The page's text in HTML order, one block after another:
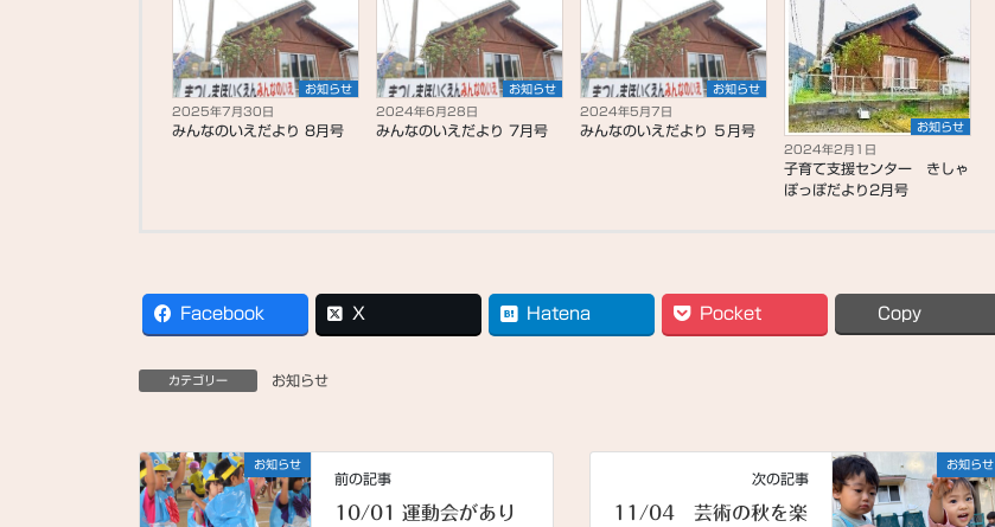
お知らせ
2025年7月30日
みんなのいえだより 8月号
お知らせ
2024年6月28日
みんなのいえだより 7月号
お知らせ
2024年5月7日
みんなのいえだより ５月号
お知らせ
2024年2月1日
子育て支援センター きしゃ
ぽっぽだより2月号
Facebook X Hatena Pocket Copy
カテゴリー お知らせ
お知らせ
前の記事
10/01 運動会があり
お知らせ
次の記事
11/04 芸術の秋を楽